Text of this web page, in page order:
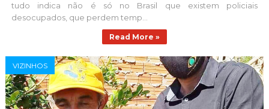
tudo indica não é só no Brasil que existem policiais
desocupados, que perdem temp...
Read More »
VIZINHOS